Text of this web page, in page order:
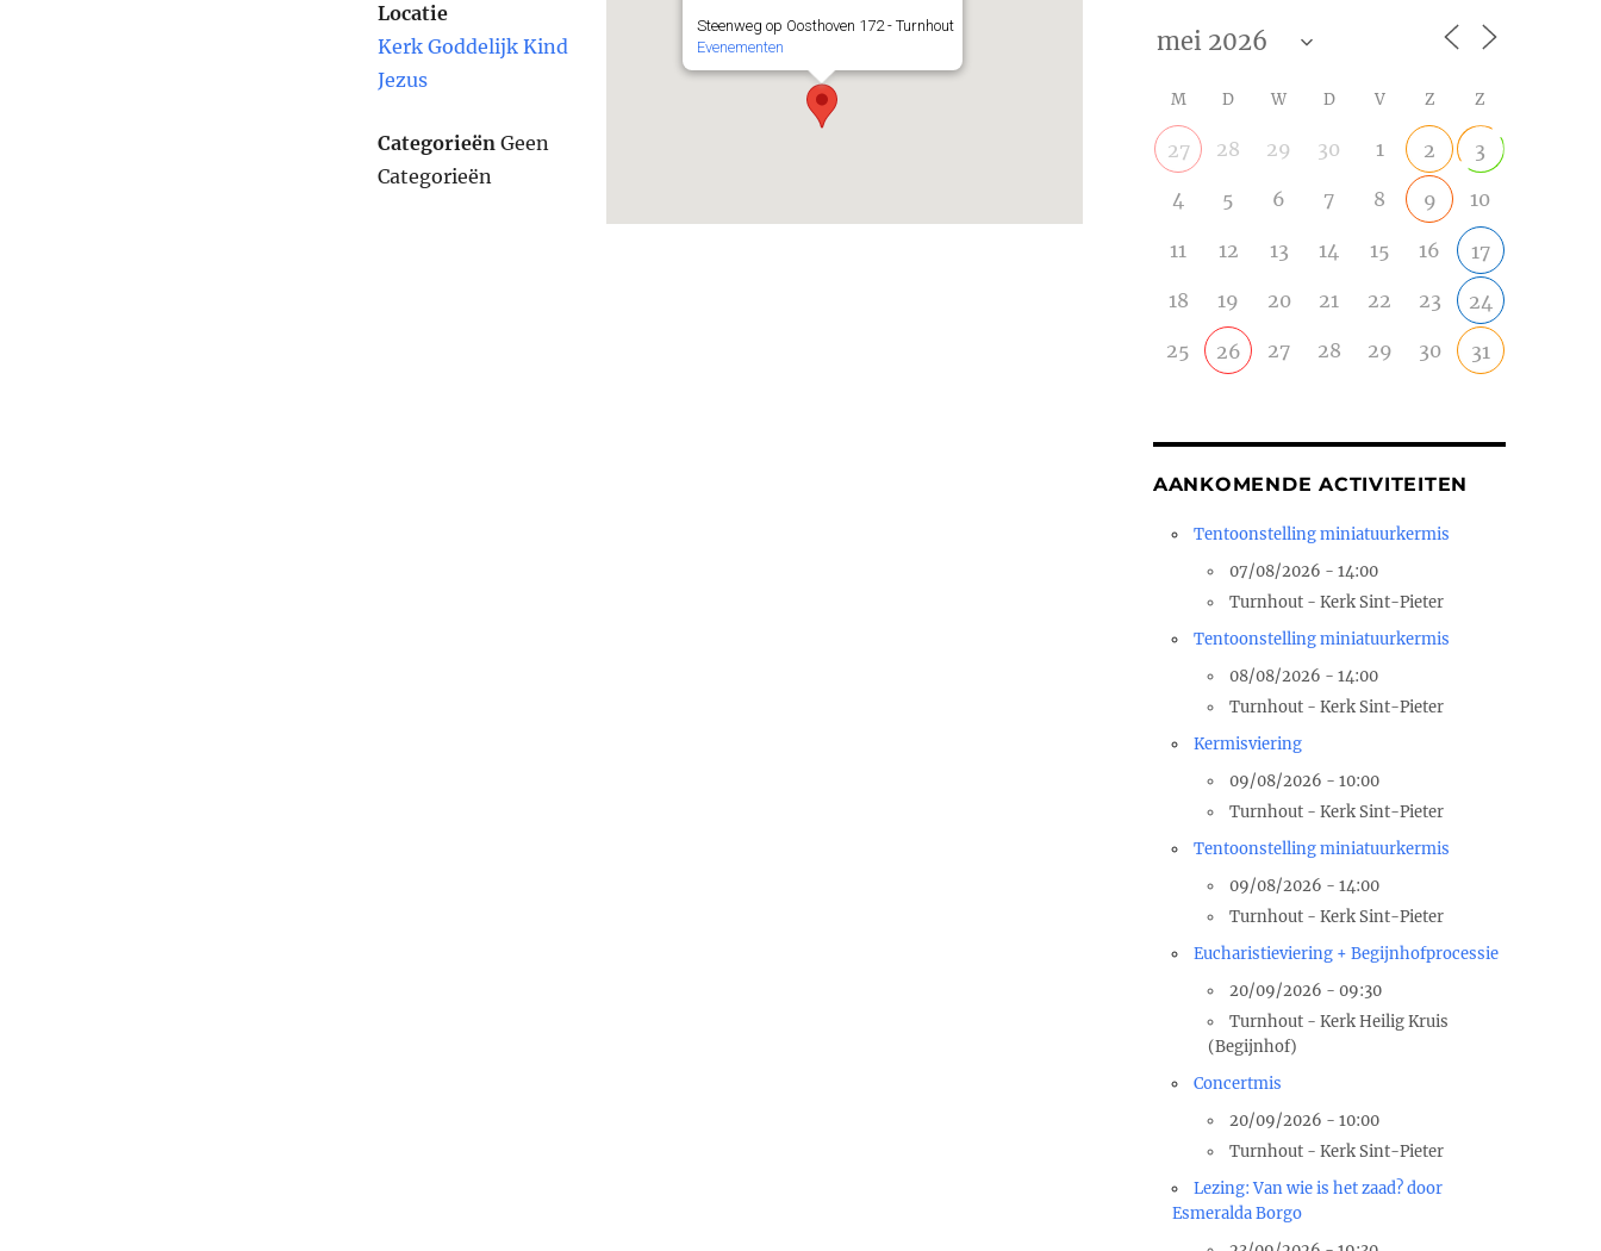
Steenweg op Oosthoven 172 - Turnhout
Evenementen
Locatie
Kerk Goddelijk Kind
Jezus
CategorieënGeen
Categorieën
M D W D V Z Z
27 28 29 30 1 2 3
4 5 6 7 8 9 10
11 12 13 14 15 16 17
18 19 20 21 22 23 24
25 26 27 28 29 30 31
AANKOMENDE ACTIVITEITEN
Tentoonstelling miniatuurkermis
07/08/2026 - 14:00
Turnhout - Kerk Sint-Pieter
Tentoonstelling miniatuurkermis
08/08/2026 - 14:00
Turnhout - Kerk Sint-Pieter
Kermisviering
09/08/2026 - 10:00
Turnhout - Kerk Sint-Pieter
Tentoonstelling miniatuurkermis
09/08/2026 - 14:00
Turnhout - Kerk Sint-Pieter
Eucharistieviering + Begijnhofprocessie
20/09/2026 - 09:30
Turnhout - Kerk Heilig Kruis
(Begijnhof)
Concertmis
20/09/2026 - 10:00
Turnhout - Kerk Sint-Pieter
Lezing: Van wie is het zaad? door
Esmeralda Borgo